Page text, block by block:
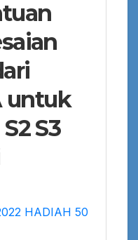
untuk
S3